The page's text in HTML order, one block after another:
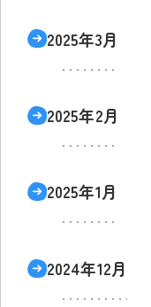
2025年3月
2025年2月
2025年1月
2024年12月